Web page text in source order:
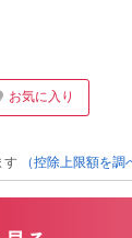
お気に入り
す
（控除上限額を調